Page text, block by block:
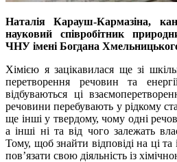
Наталія Карауш-Кармазіна,
науковий співробітник
ЧНУ імені Богдана
Хімією я зацікавилася ще зі
перетворення речовин та
відбуваються ці
речовини перебувають у рідкому
ще інші у твердому, чому одні
а інші ні та від чого залежать
Тому, щоб знайти відповіді на ці
пов’язати свою діяльність із